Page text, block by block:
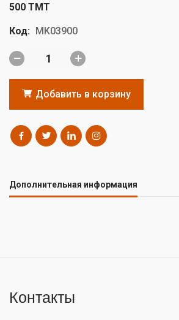
500 TMT
Код: MK03900
Добавить в корзину
Дополнительная информация
Контакты